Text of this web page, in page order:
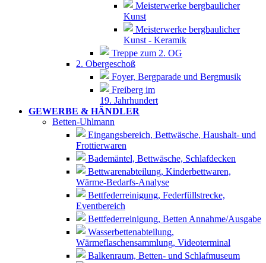
Meisterwerke bergbaulicher
Kunst
Meisterwerke bergbaulicher
Kunst - Keramik
Treppe zum 2. OG
2. Obergeschoß
Foyer, Bergparade und Bergmusik
Freiberg im
19. Jahrhundert
GEWERBE & HÄNDLER
Betten-Uhlmann
Eingangsbereich, Bettwäsche, Haushalt- und
Frottierwaren
Bademäntel, Bettwäsche, Schlafdecken
Bettwarenabteilung, Kinderbettwaren,
Wärme-Bedarfs-Analyse
Bettfederreinigung, Federfüllstrecke,
Eventbereich
Bettfederreinigung, Betten Annahme/Ausgabe
Wasserbettenabteilung,
Wärmeflaschensammlung, Videoterminal
Balkenraum, Betten- und Schlafmuseum